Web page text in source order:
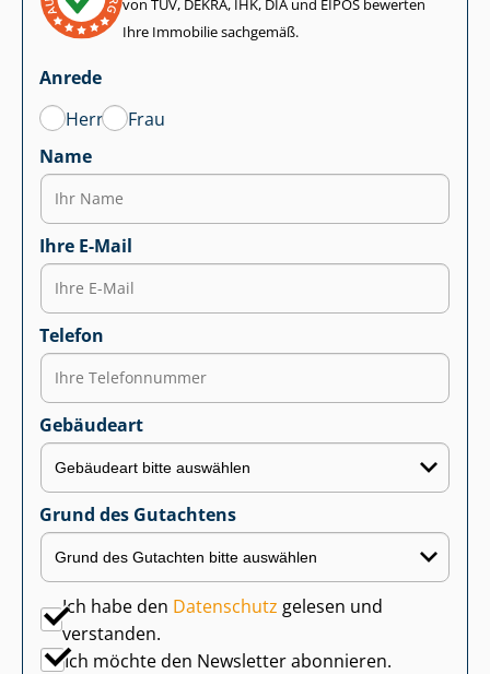
von TÜV, DEKRA, IHK, DIA und EIPOS bewerten
Ihre Immobilie sachgemäß.
Anrede
Herr
Frau
Name
Ihre E-Mail
Telefon
Gebäudeart
Grund des Gutachtens
Ich habe den Datenschutz gelesen und
verstanden.
Ich möchte den Newsletter abonnieren.